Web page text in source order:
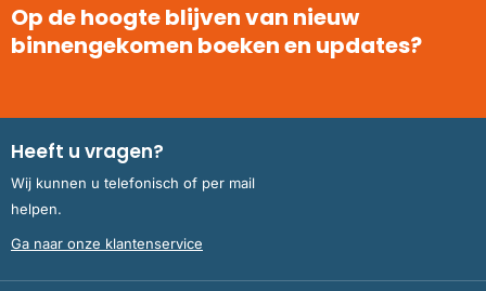
Op de hoogte blijven van nieuw
binnengekomen boeken en updates?
Heeft u vragen?
Wij kunnen u telefonisch of per mail
helpen.
Ga naar onze klantenservice